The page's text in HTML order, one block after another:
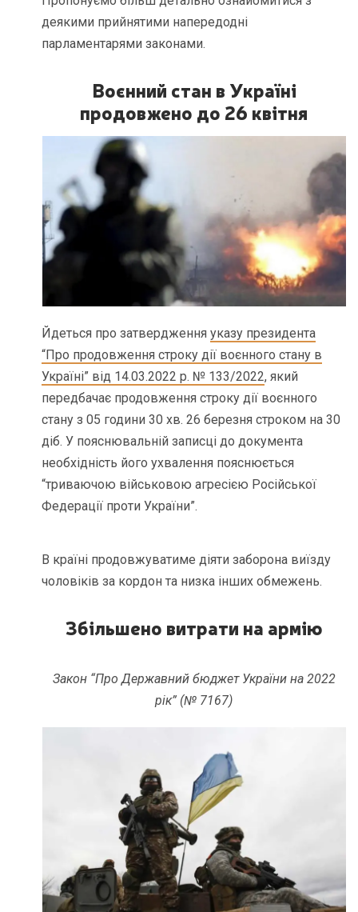
деякими прийнятими напередодні
парламентарями законами.
Воєнний стан в Україні
продовжено до 26 квітня
Йдеться про затвердженняуказу президента
“Про продовження строку дії воєнного стану в
Україні” від 14.03.2022 р. № 133/2022, який
передбачає продовження строку дії воєнного
стану з 05 години 30 хв. 26 березня строком на 30
діб. У пояснювальній записці до документа
необхідність його ухвалення пояснюється
“триваючою військовою агресією Російської
Федерації проти України”.
В країні продовжуватиме діяти заборона виїзду
чоловіків за кордон та низка інших обмежень.
Збільшено витрати на армію
Закон “Про Державний бюджет України на 2022
рік” (№ 7167)